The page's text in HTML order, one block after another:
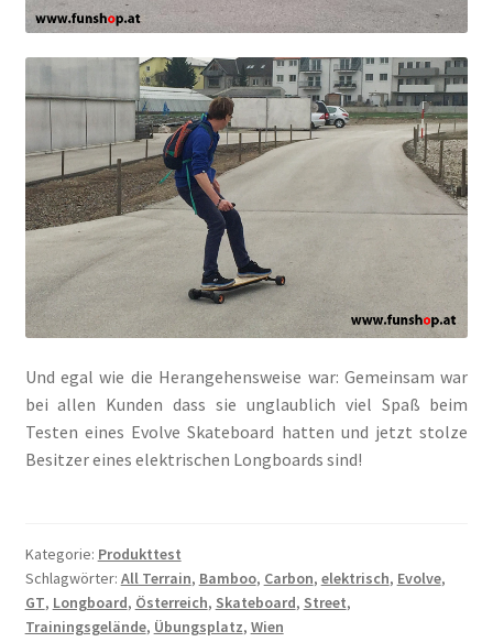
Und egal wie die Herangehensweise war: Gemeinsam war
bei allen Kunden dass sie unglaublich viel Spaß beim
Testen eines Evolve Skateboard hatten und jetzt stolze
Besitzer eines elektrischen Longboards sind!
Kategorie: Produkttest
Schlagwörter: All Terrain, Bamboo, Carbon, elektrisch, Evolve,
GT, Longboard, Österreich, Skateboard, Street,
Trainingsgelände, Übungsplatz, Wien